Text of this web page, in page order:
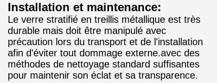
Installation et maintenance:
Le verre stratifié en treillis métallique est très
durable mais doit être manipulé avec
précaution lors du transport et de l'installation
afin d'éviter tout dommage externe.avec des
méthodes de nettoyage standard suffisantes
pour maintenir son éclat et sa transparence.